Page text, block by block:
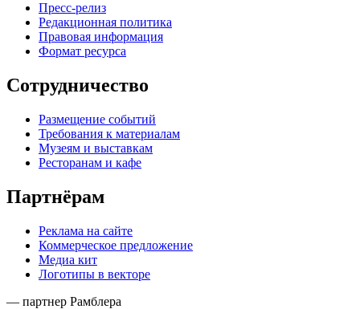
Пресс-релиз
Редакционная политика
Правовая информация
Формат ресурса
Сотрудничество
Размещение событий
Требования к материалам
Музеям и выставкам
Ресторанам и кафе
Партнёрам
Реклама на сайте
Коммерческое предложение
Медиа кит
Логотипы в векторе
— партнер Рамблера